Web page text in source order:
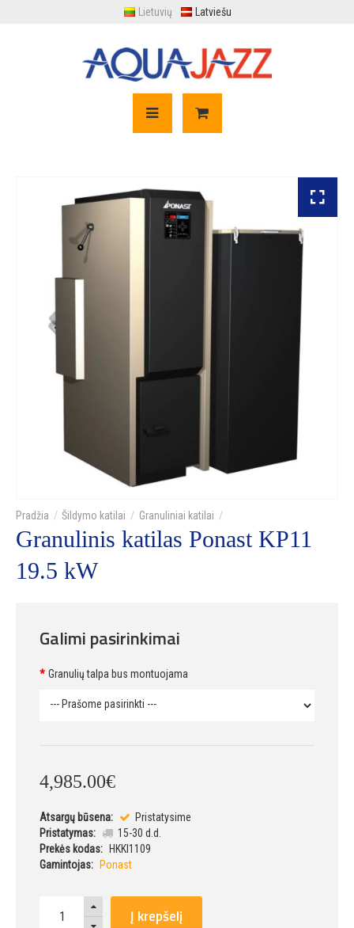
Lietuvių Latviešu
Šildymo katilai Granuliniai katilai
Granulinis katilas Ponast KP11
19.5 kW
Galimi pasirinkimai
Granulių talpa bus montuojama
4,985.00€
Atsargų būsena:
Pristatysime
Pristatymas:
15-30 d.d.
Prekės kodas:
HKKI1109
Gamintojas:
Ponast
Į krepšelį